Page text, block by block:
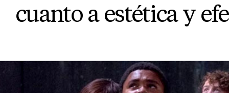
cuanto a estética y